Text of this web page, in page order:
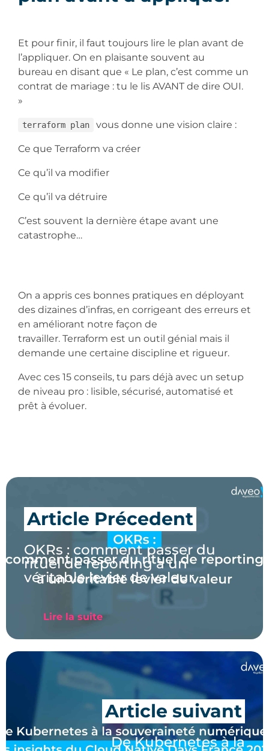
Et pour finir, il faut toujours lire le plan avant de
l’appliquer. On en plaisante souvent au
bureau en disant que « Le plan, c’est comme un
contrat de mariage : tu le lis AVANT de dire OUI.
»
terraform plan vous donne une vision claire :
Ce que Terraform va créer
Ce qu’il va modifier
Ce qu’il va détruire
C’est souvent la dernière étape avant une
catastrophe…
On a appris ces bonnes pratiques en déployant
des dizaines d’infras, en corrigeant des erreurs et
en améliorant notre façon de
travailler. Terraform est un outil génial mais il
demande une certaine discipline et rigueur.
Avec ces 15 conseils, tu pars déjà avec un setup
de niveau pro : lisible, sécurisé, automatisé et
prêt à évoluer.
Article Précedent
OKRs : comment passer du
rituel de reporting à un
véritable levier de valeur
Lire la suite
De Kubernetes à la